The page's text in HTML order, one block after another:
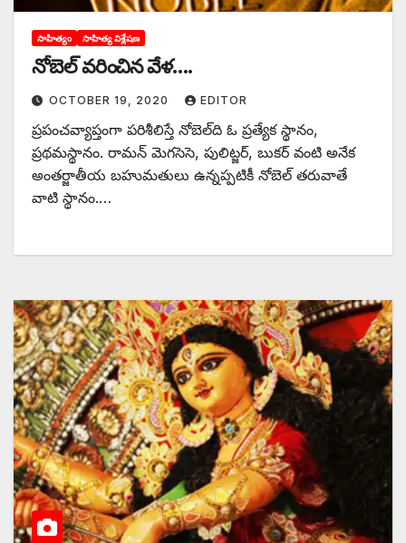
సాహిత్యం సాహిత్య విశ్లేషణ
నోబెల్‌ ‌వరించిన వేళ….
OCTOBER 19, 2020 EDITOR
ప్రపంచవ్యాప్తంగా పరిశీలిస్తే నోబెల్‌ది ఓ ప్రత్యేక స్థానం,
ప్రథమస్థానం. రామన్‌ ‌మెగసెసె, పులిట్జర్‌, ‌బుకర్‌ ‌వంటి అనేక
అంతర్జాతీయ బహుమతులు ఉన్నప్పటికీ నోబెల్‌ ‌తరువాతే
వాటి స్థానం.…